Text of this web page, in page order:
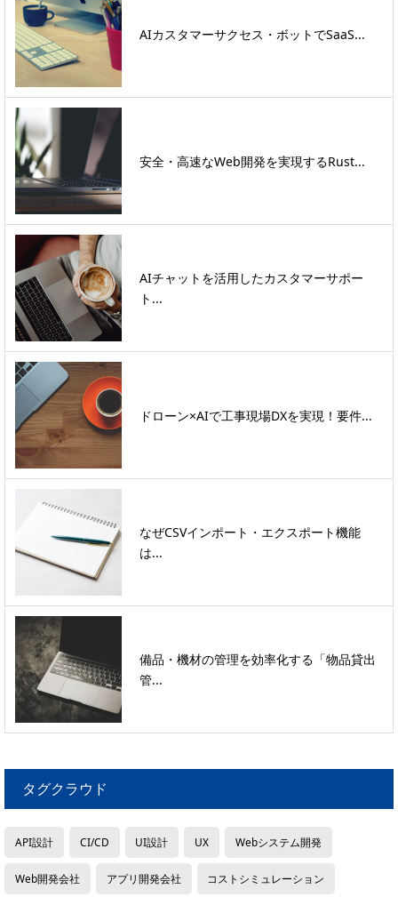
AIカスタマーサクセス・ボットでSaaS...
安全・高速なWeb開発を実現するRust...
AIチャットを活用したカスタマーサポー
ト...
ドローン×AIで工事現場DXを実現！要件...
なぜCSVインポート・エクスポート機能
は...
備品・機材の管理を効率化する「物品貸出
管...
タグクラウド
API設計 CI/CD UI設計 UX Webシステム開発
Web開発会社 アプリ開発会社 コストシミュレーション